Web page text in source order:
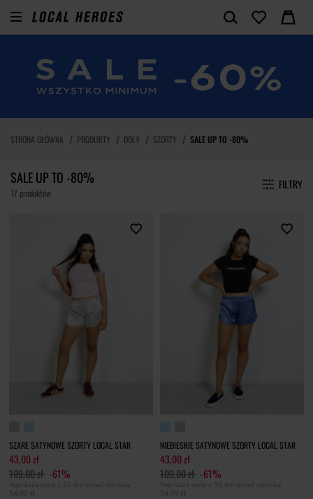
STRONA GŁÓWNA PRODUKTY DOŁY SZORTY SALE UP TO -80%
SALE UP TO -80%
17 produktów
FILTRY
SZARE SATYNOWE SZORTY LOCAL STAR
43,00 zł
109,00 zł -61%
Najniższa cena z 30 dni przed obniżką
54,00 zł
NIEBIESKIE SATYNOWE SZORTY LOCAL STAR
43,00 zł
109,00 zł -61%
Najniższa cena z 30 dni przed obniżką
54,00 zł